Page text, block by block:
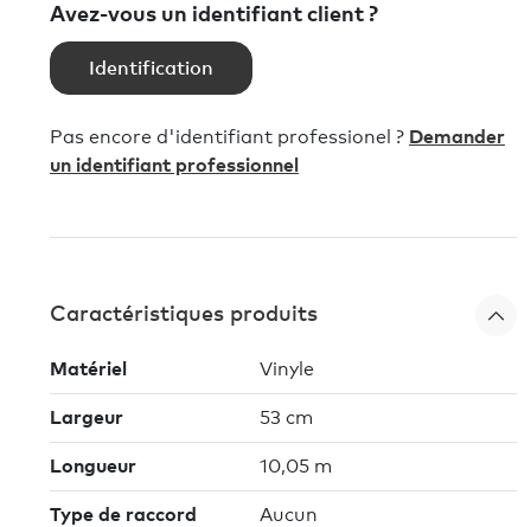
Avez-vous un identifiant client ?
Identification
Pas encore d'identifiant professionel ? Demander
un identifiant professionnel
Caractéristiques produits
Matériel Vinyle
Largeur 53 cm
Longueur 10,05 m
Type de raccord Aucun